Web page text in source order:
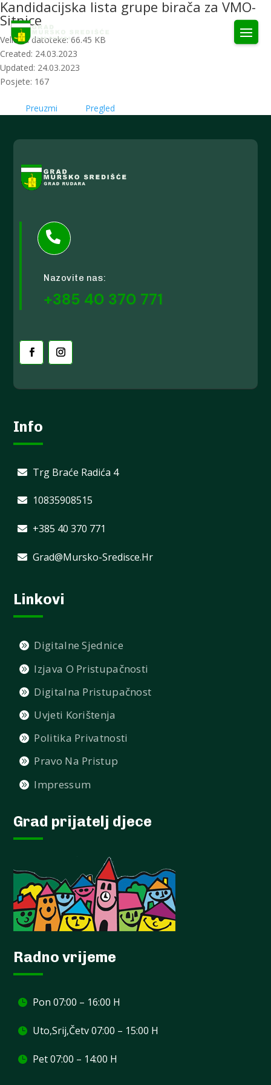
Kandidacijska lista grupe birača za VMO-
Sitnice
Veličina datoteke: 66.45 KB
Created: 24.03.2023
Updated: 24.03.2023
Posjete: 167
Preuzmi Pregled

Nazovite nas:
+385 40 370 771
Info
Trg Braće Radića 4
10835908515
+385 40 370 771
Grad@mursko-Sredisce.hr
Linkovi
Digitalne Sjednice
Izjava O Pristupačnosti
Digitalna Pristupačnost
Uvjeti Korištenja
Politika Privatnosti
Pravo Na Pristup
Impressum
Grad prijatelj djece
Radno vrijeme
Pon 07:00 – 16:00 H
Uto,Srij,Četv 07:00 – 15:00 H
Pet 07:00 – 14:00 H